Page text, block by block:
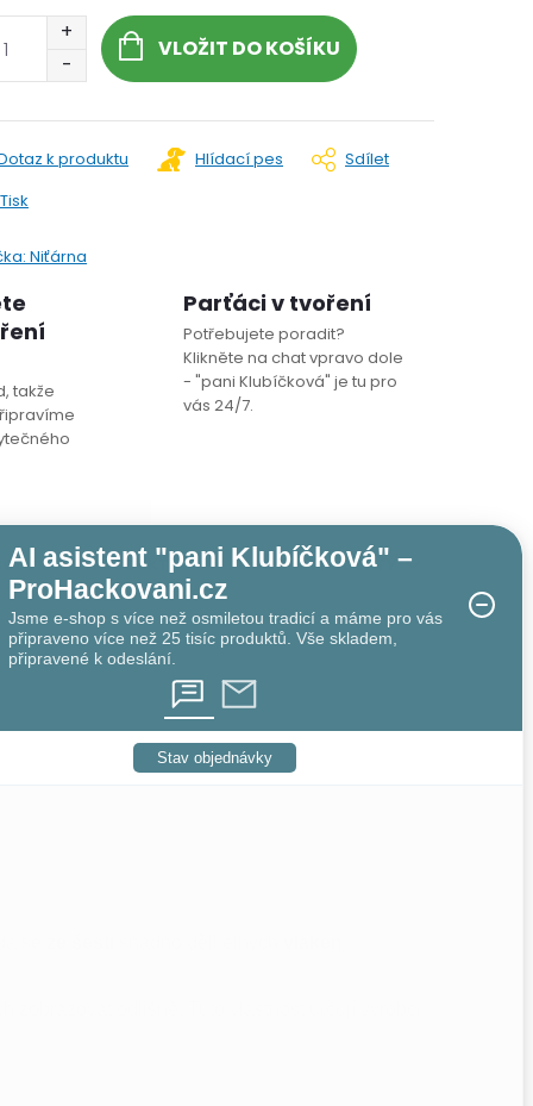
VLOŽIT DO KOŠÍKU
Tisk
k produktu Hlídací pes Sdílet
Niťárna
takže
Parťáci v tvoření
Potřebujete poradit?
Klikněte na chat vpravo dole
- "pani Klubíčková" je tu pro
vás 24/7.
SOUVISEJÍCÍ PRODUKTY PODOBNÉ PRODUKTY
zobrazovat odlišně. Tuto vlastnost určují výrobci
AI asistent "pani Klubíčková" –
ProHackovani.cz
Jsme e-shop s více než osmiletou tradicí a máme pro vás
připraveno více než 25 tisíc produktů. Vše skladem,
připravené k odeslání.
Stav objednávky